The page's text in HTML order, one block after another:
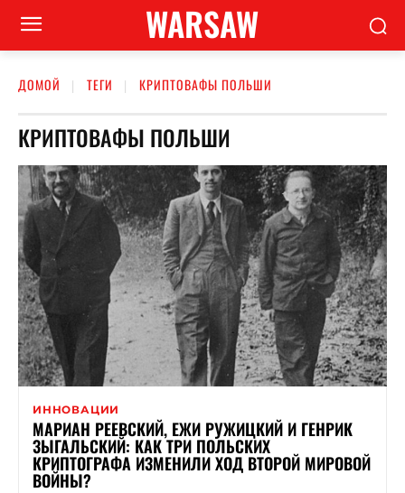
WARSAW
ДОМОЙ ТЕГИ КРИПТОВАФЫ ПОЛЬШИ
КРИПТОВАФЫ ПОЛЬШИ
ИННОВАЦИИ
МАРИАН РЕЕВСКИЙ, ЕЖИ РУЖИЦКИЙ И ГЕНРИК
ЗЫГАЛЬСКИЙ: КАК ТРИ ПОЛЬСКИХ
КРИПТОГРАФА ИЗМЕНИЛИ ХОД ВТОРОЙ МИРОВОЙ
ВОЙНЫ?